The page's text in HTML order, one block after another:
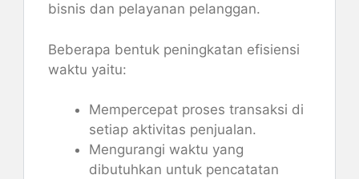
bisnis dan pelayanan pelanggan.
Beberapa bentuk peningkatan efisiensi
waktu yaitu:
Mempercepat proses transaksi di
setiap aktivitas penjualan.
Mengurangi waktu yang
dibutuhkan untuk pencatatan